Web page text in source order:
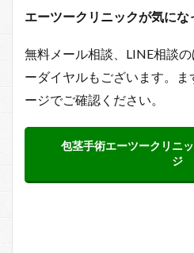
エーツークリニックが気にな
無料メール相談、LINE相談
ーダイヤルもございます。
ージでご確認ください。
包茎手術エーツークリニ
ジ